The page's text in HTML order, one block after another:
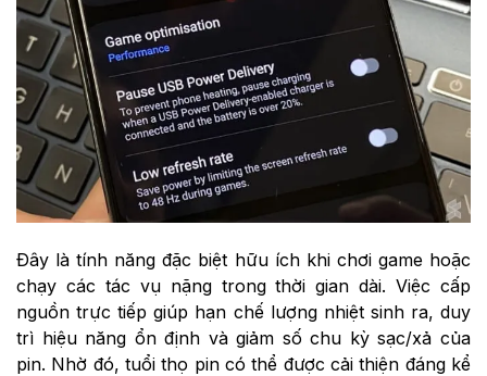
Đây là tính năng đặc biệt hữu ích khi chơi game hoặc
chạy các tác vụ nặng trong thời gian dài. Việc cấp
nguồn trực tiếp giúp hạn chế lượng nhiệt sinh ra, duy
trì hiệu năng ổn định và giảm số chu kỳ sạc/xả của
pin. Nhờ đó, tuổi thọ pin có thể được cải thiện đáng kể